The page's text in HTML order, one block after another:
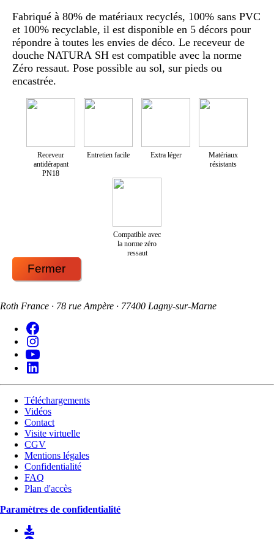
Fabriqué à 80% de matériaux recyclés, 100% sans PVC
et 100% recyclable, il est disponible en 5 décors pour
répondre à toutes les envies de déco. Le receveur de
douche NATURA SH est compatible avec la norme
Zéro ressaut. Pose possible au sol, sur pieds ou
encastrée.
Receveur
antidérapant
PN18
Entretien facile Extra léger
Matériaux
résistants
Compatible avec
la norme zéro
ressaut
Fermer
Roth France · 78 rue Ampère · 77400 Lagny-sur-Marne
Téléchargements
Vidéos
Contact
Visite virtuelle
CGV
Mentions légales
Confidentialité
FAQ
Plan d'accès
Paramètres de confidentialité